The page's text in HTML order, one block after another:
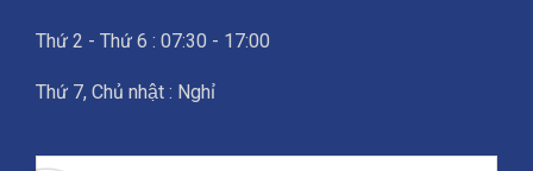
Thứ 2 - Thứ 6 : 07:30 - 17:00
Thứ 7, Chủ nhật : Nghỉ